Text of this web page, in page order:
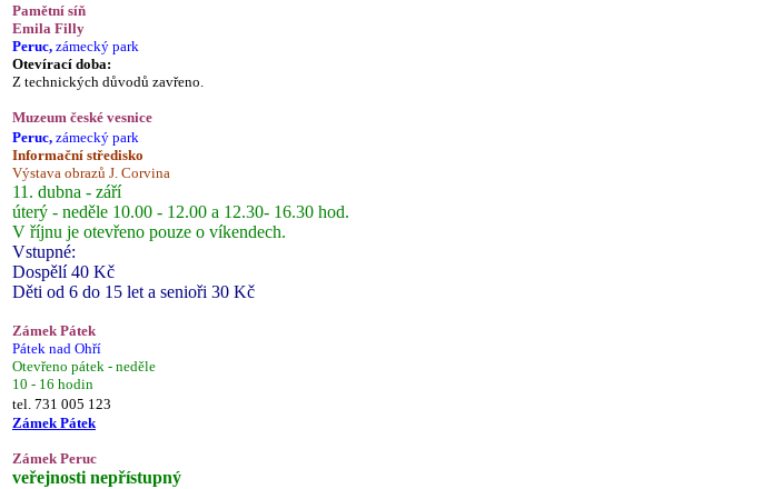
Pamětní síň
Emila Filly
Peruc, zámecký park
Otevírací doba:
Z technických důvodů zavřeno.
Muzeum české vesnice
Peruc, zámecký park
Informační středisko
Výstava obrazů J. Corvina
11. dubna - září
úterý - neděle 10.00 - 12.00 a 12.30- 16.30 hod.
V říjnu je otevřeno pouze o víkendech.
Vstupné:
Dospělí 40 Kč
Děti od 6 do 15 let a senioři 30 Kč
Zámek Pátek
Pátek nad Ohří
Otevřeno pátek - neděle
10 - 16 hodin
tel. 731 005 123
Zámek Pátek
Zámek Peruc
veřejnosti nepřístupný